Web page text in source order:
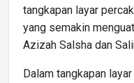
tangkapan layar
yang semakin
Azizah Salsha dan
Dalam tangkapan